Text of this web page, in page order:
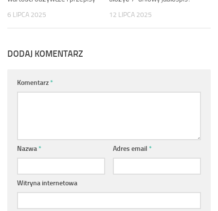
6 LIPCA 2025 12 LIPCA 2025
DODAJ KOMENTARZ
Komentarz*
Nazwa* Adres email *
Witryna internetowa